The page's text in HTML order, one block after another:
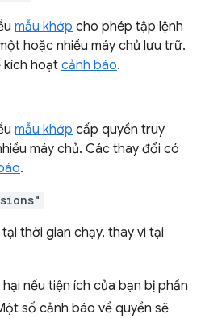
mẫu khớp cho phép tập lệnh
hoặc nhiều máy chủ lưu trữ.
kích hoạt cảnh báo.
mẫu khớp cấp quyền truy
máy chủ. Các thay đổi có
.
thời gian chạy, thay vì tại
nếu tiện ích của bạn bị phần
số cảnh báo về quyền sẽ